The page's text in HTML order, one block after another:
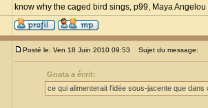
know why the caged bird sings, p99, Maya Angelou
Posté le: Ven 18 Juin 2010 09:53 Sujet du message:
Gnata a écrit:
ce qui alimenterait l'idée sous-jacente que